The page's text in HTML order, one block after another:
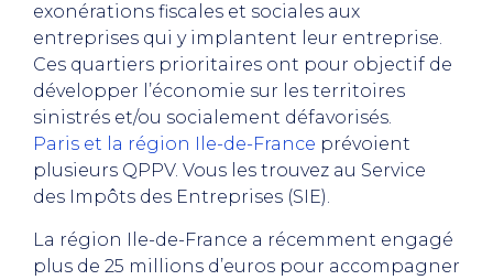
exonérations fiscales et sociales aux
entreprises qui y implantent leur entreprise.
Ces quartiers prioritaires ont pour objectif de
développer l’économie sur les territoires
sinistrés et/ou socialement défavorisés.
Paris et la région Ile-de-France prévoient
plusieurs QPPV. Vous les trouvez au Service
des Impôts des Entreprises (SIE).
La région Ile-de-France a récemment engagé
plus de 25 millions d’euros pour accompagner